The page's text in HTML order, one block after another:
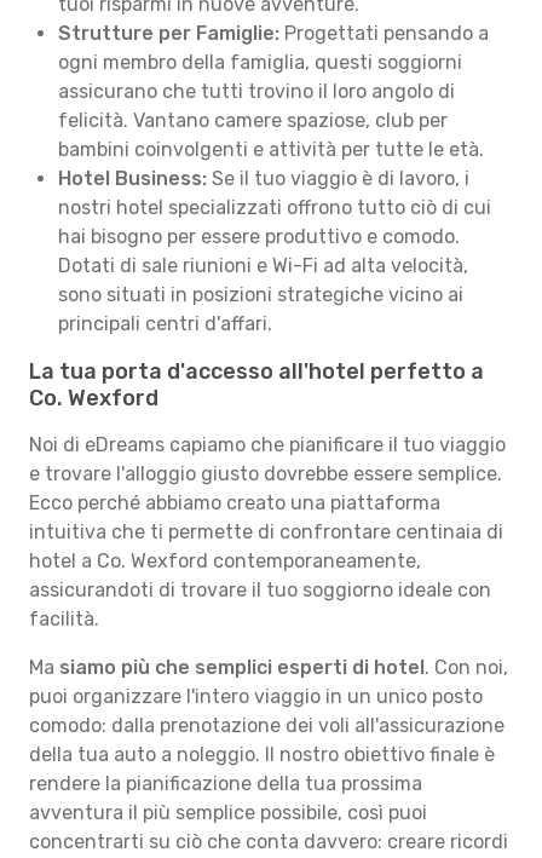
Strutture per Famiglie: Progettati pensando a
ogni membro della famiglia, questi soggiorni
assicurano che tutti trovino il loro angolo di
felicità. Vantano camere spaziose, club per
bambini coinvolgenti e attività per tutte le età.
Hotel Business: Se il tuo viaggio è di lavoro, i
nostri hotel specializzati offrono tutto ciò di cui
hai bisogno per essere produttivo e comodo.
Dotati di sale riunioni e Wi-Fi ad alta velocità,
sono situati in posizioni strategiche vicino ai
principali centri d'affari.
La tua porta d'accesso all'hotel perfetto a
Co. Wexford
Noi di eDreams capiamo che pianificare il tuo viaggio
e trovare l'alloggio giusto dovrebbe essere semplice.
Ecco perché abbiamo creato una piattaforma
intuitiva che ti permette di confrontare centinaia di
hotel a Co. Wexford contemporaneamente,
assicurandoti di trovare il tuo soggiorno ideale con
facilità.
Ma siamo più che semplici esperti di hotel. Con noi,
puoi organizzare l'intero viaggio in un unico posto
comodo: dalla prenotazione dei voli all'assicurazione
della tua auto a noleggio. Il nostro obiettivo finale è
rendere la pianificazione della tua prossima
avventura il più semplice possibile, così puoi
concentrarti su ciò che conta davvero: creare ricordi